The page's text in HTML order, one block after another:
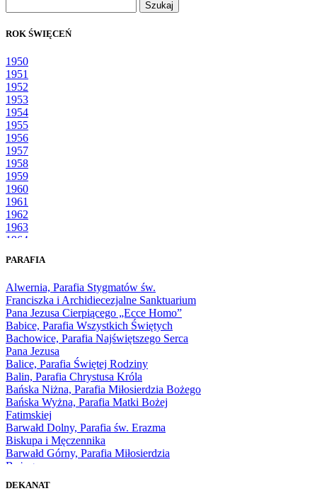
ROK ŚWIĘCEŃ
1950
1951
1952
1953
1954
1955
1956
1957
1958
1959
1960
1961
1962
1963
1964
1966
1968
1969
1970
1971
1972
1973
1974
1975
1976
1977
1978
1979
1980
1981
1983
PARAFIA
Alwernia, Parafia Stygmatów św.
Franciszka i Archidiecezjalne Sanktuarium
Pana Jezusa Cierpiącego „Ecce Homo”
Babice, Parafia Wszystkich Świętych
Bachowice, Parafia Najświętszego Serca
Pana Jezusa
Balice, Parafia Świętej Rodziny
Balin, Parafia Chrystusa Króla
Bańska Niżna, Parafia Miłosierdzia Bożego
Bańska Wyżna, Parafia Matki Bożej
Fatimskiej
Barwałd Dolny, Parafia św. Erazma
Biskupa i Męczennika
Barwałd Górny, Parafia Miłosierdzia
Bożego
DEKANAT